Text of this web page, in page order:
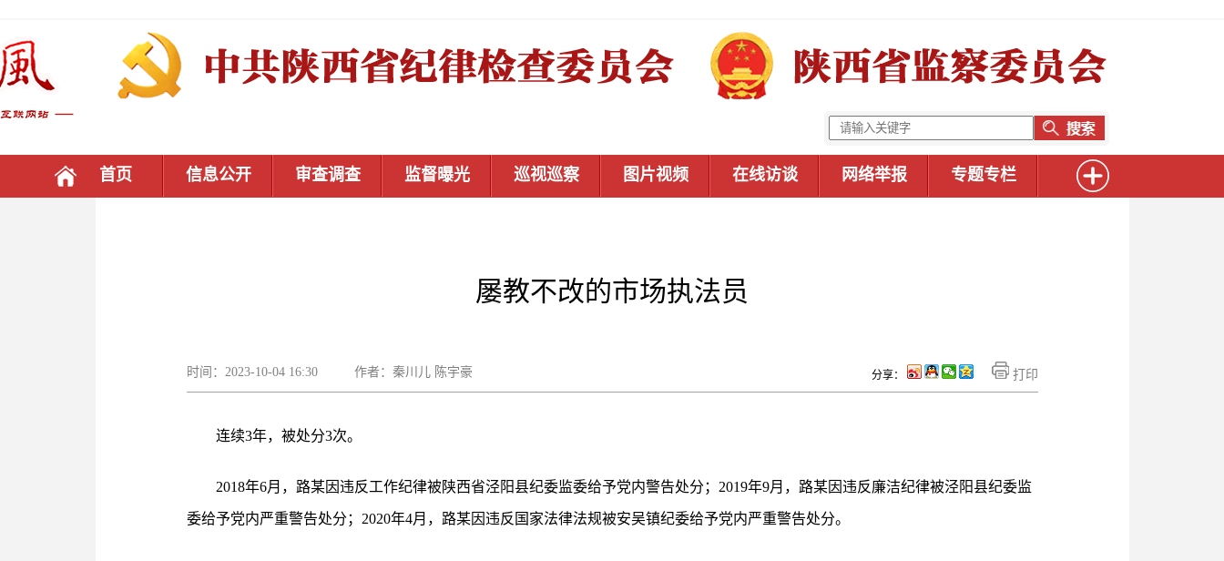
首页 信息公开 审查调查 监督曝光 巡视巡察 图片视频 在线访谈 网络举报 专题专栏
屡教不改的市场执法员
时间：2023-10-04 16:30 作者：秦川儿 陈宇豪 打印
分享：
连续3年，被处分3次。
2018年6月，路某因违反工作纪律被陕西省泾阳县纪委监委给予党内警告处分；2019年9月，路某因违反廉洁纪律被泾阳县纪委监
委给予党内严重警告处分；2020年4月，路某因违反国家法律法规被安吴镇纪委给予党内严重警告处分。